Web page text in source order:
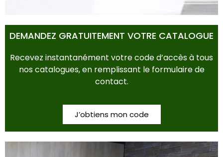
DEMANDEZ GRATUITEMENT VOTRE CATALOGUE
Recevez instantanément votre code d’accès à tous
nos catalogues, en remplissant le formulaire de
contact.
J’obtiens mon code